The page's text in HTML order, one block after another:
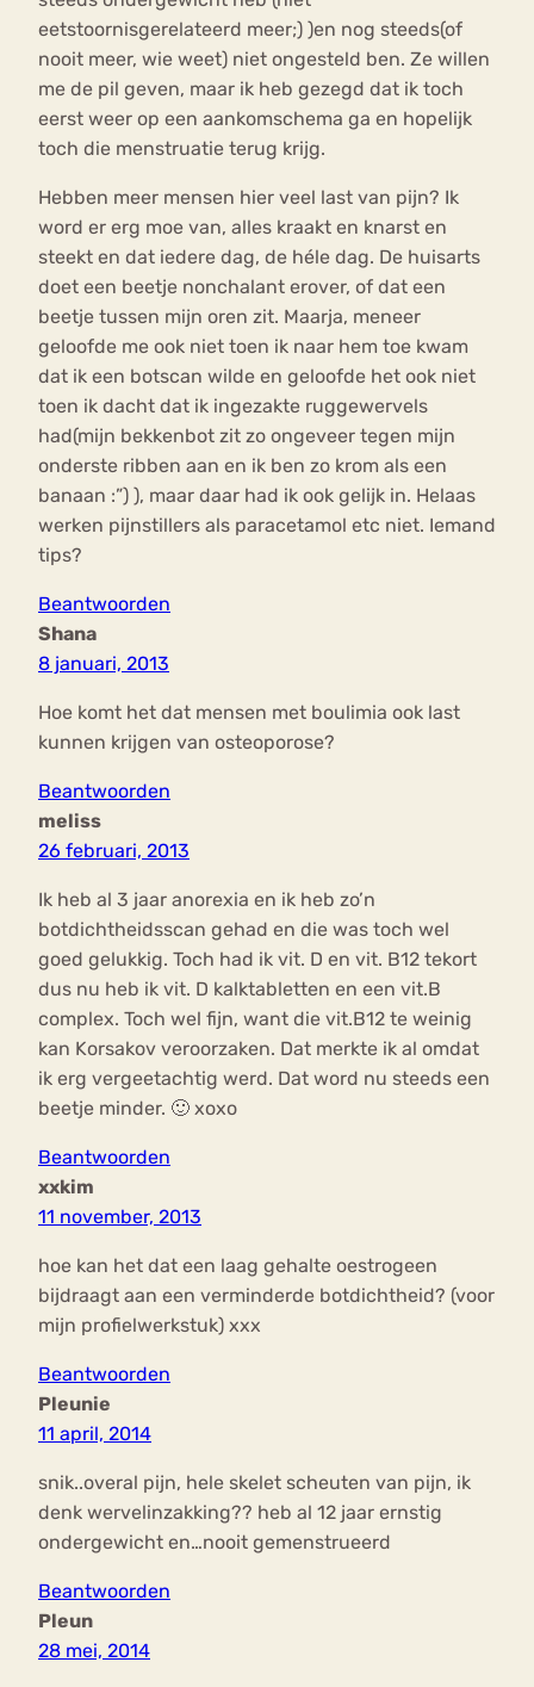
eetstoornisgerelateerd meer;) )en nog steeds(of
nooit meer, wie weet) niet ongesteld ben. Ze willen
me de pil geven, maar ik heb gezegd dat ik toch
eerst weer op een aankomschema ga en hopelijk
toch die menstruatie terug krijg.
Hebben meer mensen hier veel last van pijn? Ik
word er erg moe van, alles kraakt en knarst en
steekt en dat iedere dag, de héle dag. De huisarts
doet een beetje nonchalant erover, of dat een
beetje tussen mijn oren zit. Maarja, meneer
geloofde me ook niet toen ik naar hem toe kwam
dat ik een botscan wilde en geloofde het ook niet
toen ik dacht dat ik ingezakte ruggewervels
had(mijn bekkenbot zit zo ongeveer tegen mijn
onderste ribben aan en ik ben zo krom als een
banaan :”) ), maar daar had ik ook gelijk in. Helaas
werken pijnstillers als paracetamol etc niet. Iemand
tips?
Beantwoorden
Shana
8 januari, 2013
Hoe komt het dat mensen met boulimia ook last
kunnen krijgen van osteoporose?
Beantwoorden
meliss
26 februari, 2013
Ik heb al 3 jaar anorexia en ik heb zo’n
botdichtheidsscan gehad en die was toch wel
goed gelukkig. Toch had ik vit. D en vit. B12 tekort
dus nu heb ik vit. D kalktabletten en een vit.B
complex. Toch wel fijn, want die vit.B12 te weinig
kan Korsakov veroorzaken. Dat merkte ik al omdat
ik erg vergeetachtig werd. Dat word nu steeds een
beetje minder. 🙂 xoxo
Beantwoorden
xxkim
11 november, 2013
hoe kan het dat een laag gehalte oestrogeen
bijdraagt aan een verminderde botdichtheid? (voor
mijn profielwerkstuk) xxx
Beantwoorden
Pleunie
11 april, 2014
snik..overal pijn, hele skelet scheuten van pijn, ik
denk wervelinzakking?? heb al 12 jaar ernstig
ondergewicht en…nooit gemenstrueerd
Beantwoorden
Pleun
28 mei, 2014